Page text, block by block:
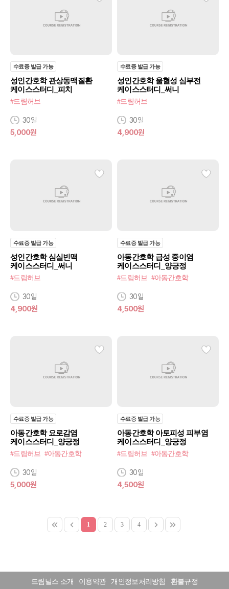
수료증 발급 가능
성인간호학 관상동맥질환
케이스스터디_피치
#드림허브
30일
5,000원
수료증 발급 가능
성인간호학 울혈성 심부전
케이스스터디_써니
#드림허브
30일
4,900원
수료증 발급 가능
성인간호학 심실빈맥
케이스스터디_써니
#드림허브
30일
4,900원
수료증 발급 가능
아동간호학 급성 중이염
케이스스터디_양긍정
#드림허브 #아동간호학
30일
4,500원
수료증 발급 가능
아동간호학 요로감염
케이스스터디_양긍정
#드림허브 #아동간호학
30일
5,000원
수료증 발급 가능
아동간호학 아토피성 피부염
케이스스터디_양긍정
#드림허브 #아동간호학
30일
4,500원
1 2 3 4
드림널스 소개 이용약관 개인정보처리방침 환불규정